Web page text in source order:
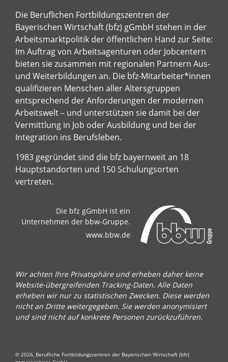
Die Beruflichen Fortbildungszentren der
Bayerischen Wirtschaft (bfz) gGmbH stehen in der
Arbeitsmarktpolitik der öffentlichen Hand zur Seite:
Im Auftrag von Arbeitsagenturen oder Jobcentern
bieten sie zusammen mit regionalen Partnern Aus-
und Weiterbildungen an. Die bfz-Mitarbeiter*innen
qualifizieren Menschen aller Altersgruppen
entsprechend der Anforderungen der modernen
Arbeitswelt – und unterstützen sie damit bei der
Vermittlung in Job oder Ausbildung und bei der
Integration ins Berufsleben.
1983 gegründet sind die bfz bayernweit an 18
Hauptstandorten und 150 Schulungsorten
vertreten.
Die bfz gGmbH ist ein
Unternehmen der bbw-Gruppe.
www.bbw.de
Wir achten Ihre Privatsphäre und erheben daher keine
Website-übergreifenden Tracking-Daten. Alle Daten
erheben wir nur zu statistischen Zwecken. Diese werden
nicht an Dritte weitergegeben. Sie werden anonymisiert
und sind nicht auf konkrete Personen zurückzuführen.
© 2026, Berufliche Fortbildungszentren der Bayerischen Wirtschaft (bfz)